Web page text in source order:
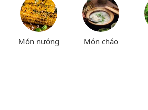
Món nướng Món cháo